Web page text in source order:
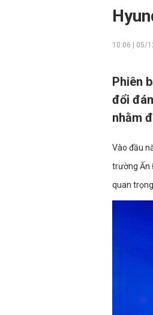
10:06 | 05/
Phiên
đổi
nhằm
Vào đầu
trường Ấn
quan trọng